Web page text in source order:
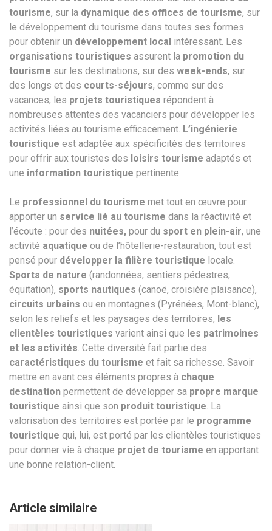
tourisme, sur la dynamique des offices de tourisme, sur
le développement du tourisme dans toutes ses formes
pour obtenir un développement local intéressant. Les
organisations touristiques assurent la promotion du
tourisme sur les destinations, sur des week-ends, sur
des longs et des courts-séjours, comme sur des
vacances, les projets touristiques répondent à
nombreuses attentes des vacanciers pour développer les
activités liées au tourisme efficacement. L’ingénierie
touristique est adaptée aux spécificités des territoires
pour offrir aux touristes des loisirs tourisme adaptés et
une information touristique pertinente.
Le professionnel du tourisme met tout en œuvre pour
apporter un service lié au tourisme dans la réactivité et
l’écoute : pour des nuitées, pour du sport en plein-air, une
activité aquatique ou de l’hôtellerie-restauration, tout est
pensé pour développer la filière touristique locale.
Sports de nature (randonnées, sentiers pédestres,
équitation), sports nautiques (canoë, croisière plaisance),
circuits urbains ou en montagnes (Pyrénées, Mont-blanc),
selon les reliefs et les paysages des territoires, les
clientèles touristiques varient ainsi que les patrimoines
et les activités. Cette diversité fait partie des
caractéristiques du tourisme et fait sa richesse. Savoir
mettre en avant ces éléments propres à chaque
destination permettent de développer sa propre marque
touristique ainsi que son produit touristique. La
valorisation des territoires est portée par le programme
touristique qui, lui, est porté par les clientèles touristiques
pour donner vie à chaque projet de tourisme en apportant
une bonne relation-client.
Article similaire